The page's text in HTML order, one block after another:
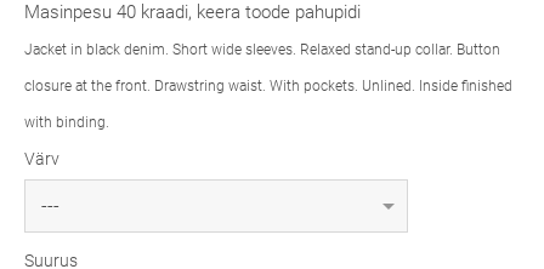
Masinpesu 40 kraadi, keera toode pahupidi
Jacket in black denim. Short wide sleeves. Relaxed stand-up collar. Button
closure at the front. Drawstring waist. With pockets. Unlined. Inside finished
with binding.
Värv
Suurus